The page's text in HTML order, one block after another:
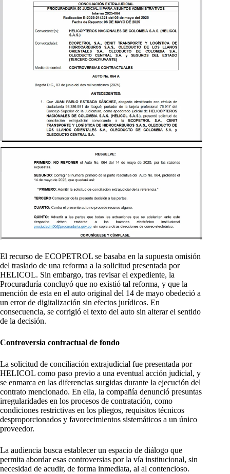
El recurso de ECOPETROL se basaba en la supuesta omisión
del traslado de una reforma a la solicitud presentada por
HELICOL. Sin embargo, tras revisar el expediente, la
Procuraduría concluyó que no existió tal reforma, y que la
mención de esta en el auto original del 14 de mayo obedeció a
un error de digitalización sin efectos jurídicos. En
consecuencia, se corrigió el texto del auto sin alterar el sentido
de la decisión.
Controversia contractual de fondo
La solicitud de conciliación extrajudicial fue presentada por
HELICOL como paso previo a una eventual acción judicial, y
se enmarca en las diferencias surgidas durante la ejecución del
contrato mencionado. En ella, la compañía denunció presuntas
irregularidades en los procesos de contratación, como
condiciones restrictivas en los pliegos, requisitos técnicos
desproporcionados y favorecimientos sistemáticos a un único
proveedor.
La audiencia busca establecer un espacio de diálogo que
permita abordar esas controversias por la vía institucional, sin
necesidad de acudir, de forma inmediata, al al contencioso.